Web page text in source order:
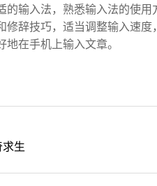
的输入法，熟悉输入法的使
修辞技巧，适当调整输入速
在手机上输入文章。
生